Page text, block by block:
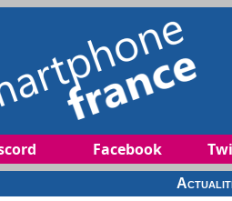
Facebook